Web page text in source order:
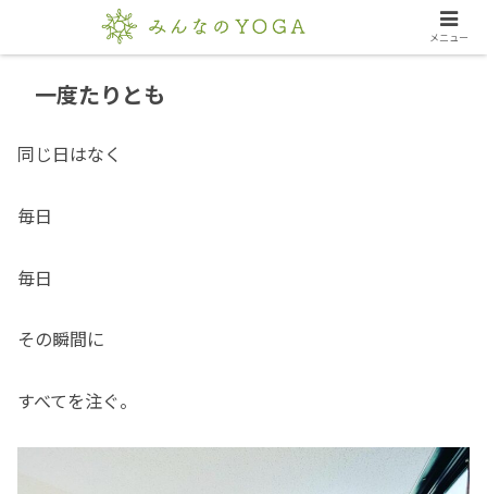
一度たりとも
同じ日はなく
毎日
毎日
その瞬間に
すべてを注ぐ。
メニュー